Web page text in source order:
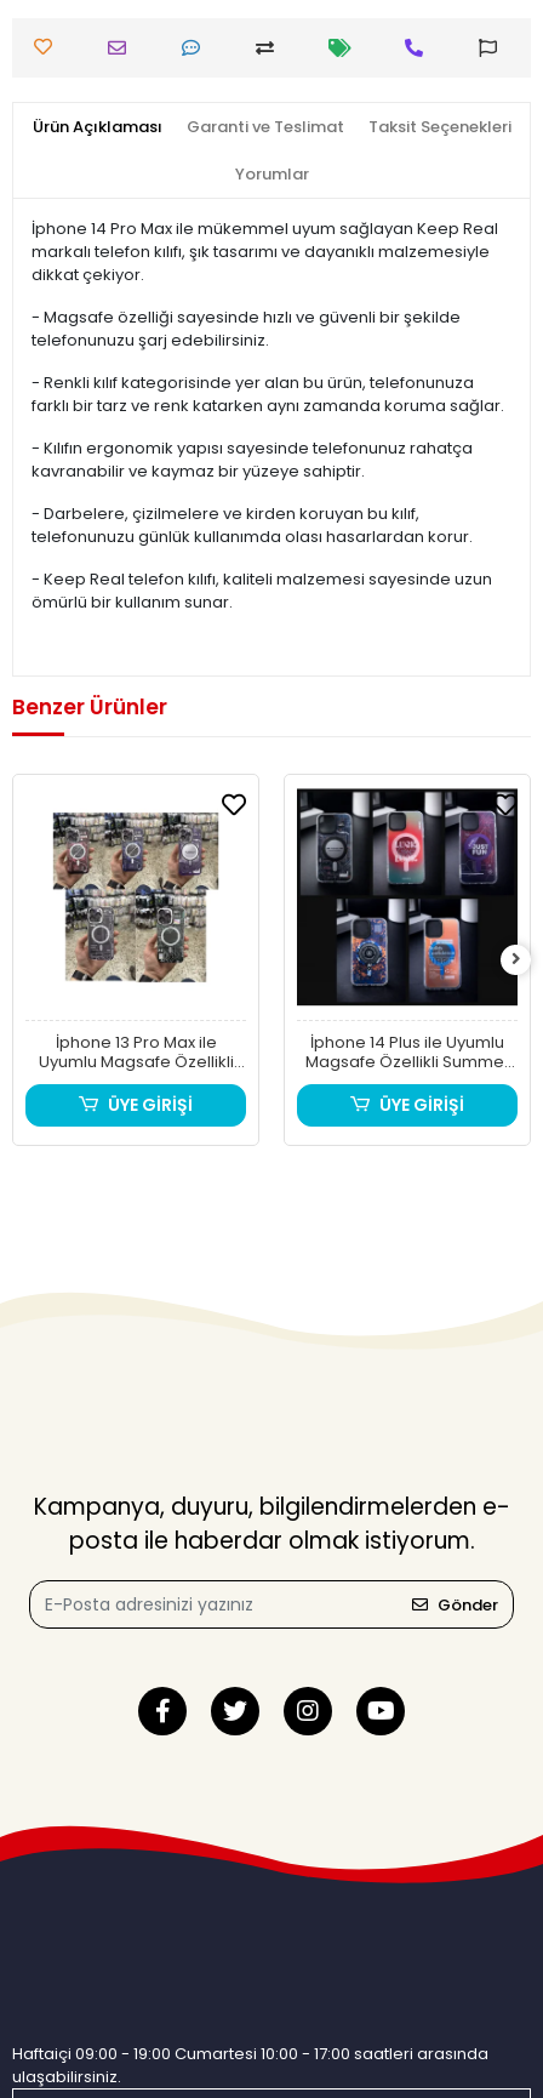
Ürün Açıklaması Garanti ve Teslimat Taksit Seçenekleri
Yorumlar
İphone 14 Pro Max ile mükemmel uyum sağlayan Keep Real
markalı telefon kılıfı, şık tasarımı ve dayanıklı malzemesiyle
dikkat çekiyor.
- Magsafe özelliği sayesinde hızlı ve güvenli bir şekilde
telefonunuzu şarj edebilirsiniz.
- Renkli kılıf kategorisinde yer alan bu ürün, telefonunuza
farklı bir tarz ve renk katarken aynı zamanda koruma sağlar.
- Kılıfın ergonomik yapısı sayesinde telefonunuz rahatça
kavranabilir ve kaymaz bir yüzeye sahiptir.
- Darbelere, çizilmelere ve kirden koruyan bu kılıf,
telefonunuzu günlük kullanımda olası hasarlardan korur.
- Keep Real telefon kılıfı, kaliteli malzemesi sayesinde uzun
ömürlü bir kullanım sunar.
Benzer Ürünler
İphone 13 Pro Max ile
Uyumlu Magsafe Özellikli
Keep Real Telefon Kılıfı
ÜYE GİRİŞİ
İphone 14 Plus ile Uyumlu
Magsafe Özellikli Summer
Telefon Kılıfı
ÜYE GİRİŞİ
Kampanya, duyuru, bilgilendirmelerden e-
posta ile haberdar olmak istiyorum.
Gönder
Haftaiçi 09:00 - 19:00 Cumartesi 10:00 - 17:00 saatleri arasında
ulaşabilirsiniz.